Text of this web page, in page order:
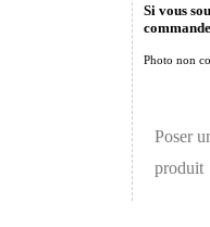
Si vous
Photo non
Poser
produit